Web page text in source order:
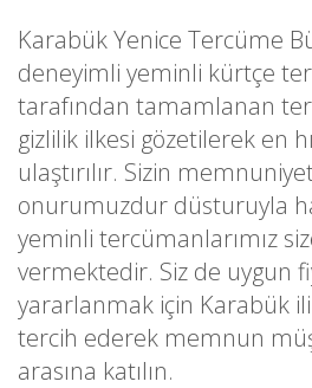
Karabük Yenice Tercüme
deneyimli yeminli kürtçe
tarafından tamamlanan
gizlilik ilkesi gözetilerek en
ulaştırılır. Sizin
onurumuzdur düsturuyla
yeminli tercümanlarımız
vermektedir. Siz de uygun
yararlanmak için Karabük
tercih ederek memnun
arasına katılın.